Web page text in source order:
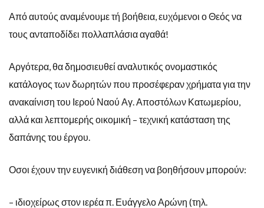
Από αυτούς αναμένουμε τή βοήθεια, ευχόμενοι ο Θεός να
τους ανταποδίδει πολλαπλάσια αγαθά!
Αργότερα, θα δημοσιευθεί αναλυτικός ονομαστικός
κατάλογος των δωρητών που προσέφεραν χρήματα για την
ανακαίνιση του Ιερού Ναού Αγ. Αποστόλων Κατωμερίου,
αλλά και λεπτομερής οικομική – τεχνική κατάσταση της
δαπάνης του έργου.
Οσοι έχουν την ευγενική διάθεση να βοηθήσουν μπορούν:
– ιδιοχείρως στον ιερέα π. Ευάγγελο Αρώνη (τηλ.